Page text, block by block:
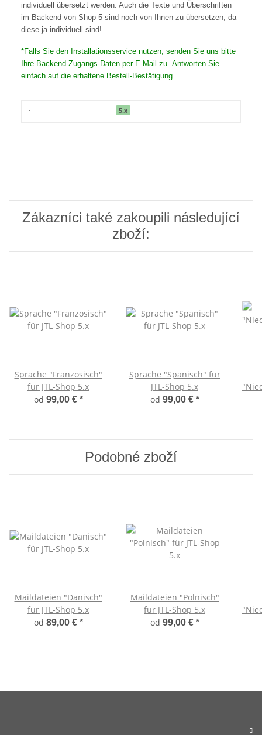
individuell übersetzt werden. Auch die Texte und Überschriften
im Backend von Shop 5 sind noch von Ihnen zu übersetzen, da
diese ja individuell sind!
*Falls Sie den Installationsservice nutzen, senden Sie uns bitte
Ihre Backend-Zugangs-Daten per E-Mail zu. Antworten Sie
einfach auf die erhaltene Bestell-Bestätigung.
: 5.x
Zákazníci také zakoupili následující
zboží:
Sprache "Französisch"
für JTL-Shop 5.x
od 99,00 € *
Sprache "Spanisch" für
JTL-Shop 5.x
od 99,00 € *
Podobné zboží
Maildateien "Dänisch"
für JTL-Shop 5.x
od 89,00 € *
Maildateien "Polnisch"
für JTL-Shop 5.x
od 99,00 € *